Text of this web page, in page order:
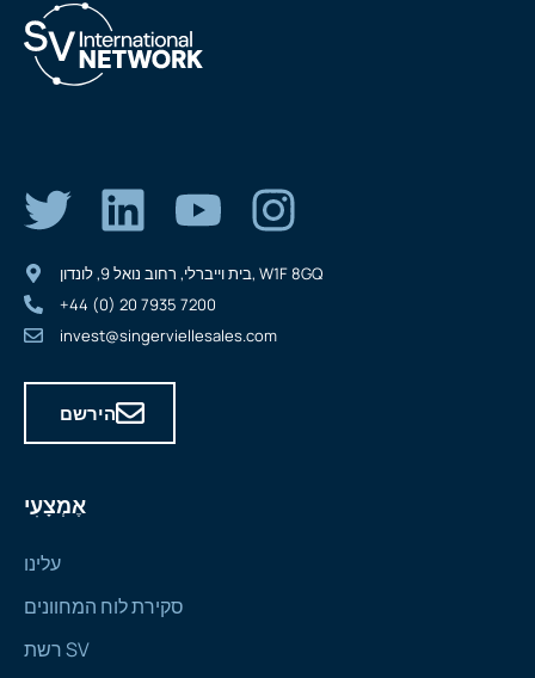
אֶמְצָעִי
עלינו
סקירת לוח המחוונים
רשת SV
בית וייברלי, רחוב נואל 9, לונדון, W1F 8GQ
+44 (0) 20 7935 7200
invest@singerviellesales.com
הירשם